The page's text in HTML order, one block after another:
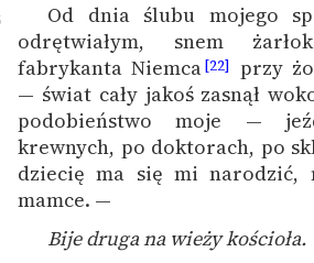
Od dnia ślubu mojego
odrętwiałym, snem
fabrykanta Niemca[22]
przy
— świat cały jakoś zasnął
podobieństwo moje —
krewnych, po doktorach, po
dziecię ma się mi narodzić,
mamce. —
Bije druga na wieży kościoła.